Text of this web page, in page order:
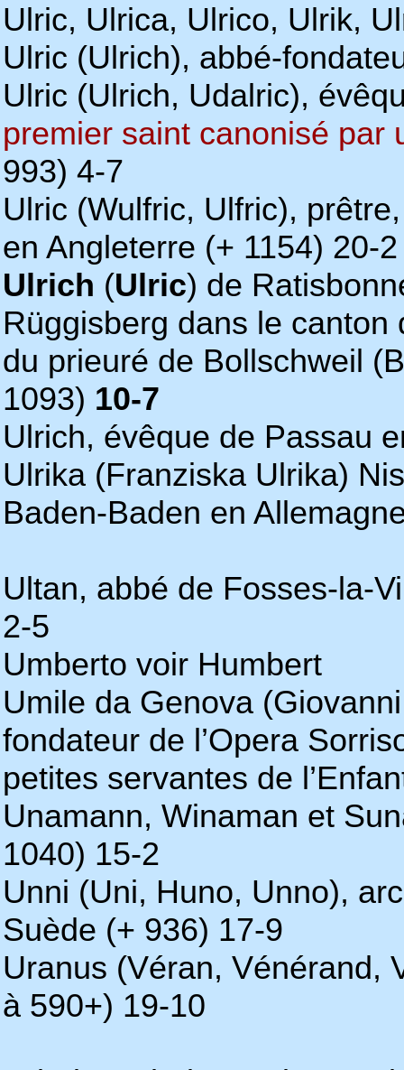
Ulric, Ulrica, Ulrico, Ulrik,
Ulric (Ulrich), abbé-
Ulric (Ulrich, Udalric),
premier saint canonisé par
993) 4-7
Ulric (Wulfric, Ulfric),
en Angleterre (+ 1154) 20-2
Ulrich (Ulric) de
Rüggisberg dans le
du prieuré de Bollschweil
1093) 10-7
Ulrich, évêque de Passau
Ulrika (Franziska Ulrika)
Baden-Baden en
Ultan, abbé de Fosses-la-
2-5
Umberto voir Humbert
Umile da Genova
fondateur de l’Opera
petites servantes de
Unamann, Winaman et
1040) 15-2
Unni (Uni, Huno, Unno),
Suède (+ 936) 17-9
Uranus (Véran, Vénérand,
à 590+) 19-10